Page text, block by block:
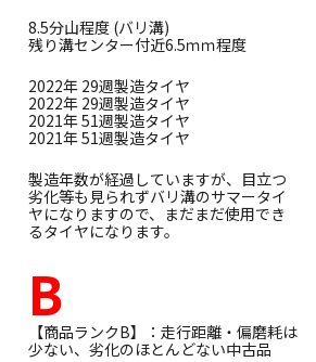
8.5分山程度 (バリ溝)
残り溝センター付近6.5ｍｍ程度
2022年 29週製造タイヤ
2022年 29週製造タイヤ
2021年 51週製造タイヤ
2021年 51週製造タイヤ
製造年数が経過していますが、目立つ
劣化等も見られずバリ溝のサマータイ
ヤになりますので、まだまだ使用でき
るタイヤになります。
B
【商品ランクB】：走行距離・偏磨耗は
少ない、劣化のほとんどない中古品